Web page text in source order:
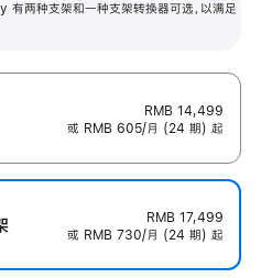
两种支架和一种支架转换器可选，以满足
RMB 14,499
或 RMB 605/月 (24 期) 起
RMB 17,499
或 RMB 730/月 (24 期) 起